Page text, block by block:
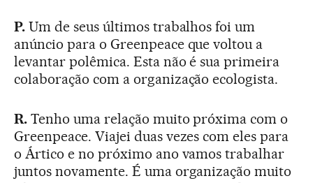
P.Um de seus últimos trabalhos foi um
anúncio para o Greenpeace que voltou a
levantar polêmica. Esta não é sua primeira
colaboração com a organização ecologista.
R.Tenho uma relação muito próxima com o
Greenpeace. Viajei duas vezes com eles para
o Ártico e no próximo ano vamos trabalhar
juntos novamente. É uma organização muito